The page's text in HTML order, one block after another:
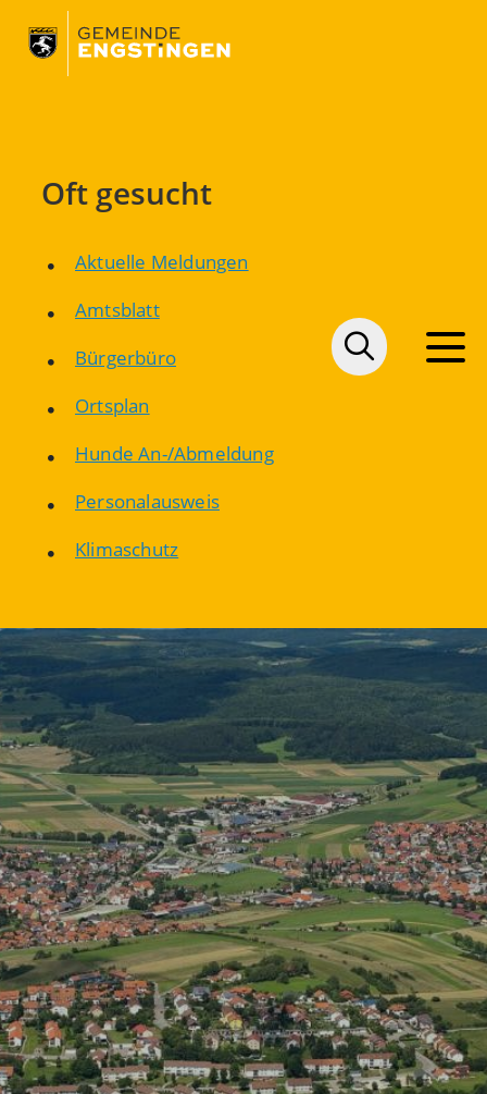
Oft gesucht
Aktuelle Meldungen
Amtsblatt
Bürgerbüro
Ortsplan
Hunde An-/Abmeldung
Personalausweis
Klimaschutz